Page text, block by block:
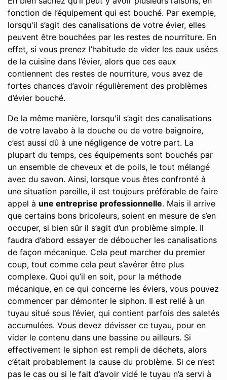
fonction de l’équipement qui est bouché. Par exemple,
lorsqu'il s’agit des canalisations de votre évier, elles
peuvent être bouchées par les restes de nourriture. En
effet, si vous prenez l’habitude de vider les eaux usées
de la cuisine dans l’évier, alors que ces eaux
contiennent des restes de nourriture, vous avez de
fortes chances d’avoir régulièrement des problèmes
d’évier bouché.
De la même manière, lorsqu'il s’agit des canalisations
de votre lavabo à la douche ou de votre baignoire,
c’est aussi dû à une négligence de votre part. La
plupart du temps, ces équipements sont bouchés par
un ensemble de cheveux et de poils, le tout mélangé
avec du savon. Ainsi, lorsque vous êtes confronté à
une situation pareille, il est toujours préférable de faire
appel à une entreprise professionnelle. Mais il arrive
que certains bons bricoleurs, soient en mesure de s’en
occuper, si bien sûr il s’agit d’un problème simple. Il
faudra d’abord essayer de déboucher les canalisations
de façon mécanique. Cela peut marcher du premier
coup, tout comme cela peut s’avérer être plus
complexe. Quoi qu’il en soit, pour la méthode
mécanique, en ce qui concerne les éviers, vous pouvez
commencer par démonter le siphon. Il est relié à un
tuyau situé sous l’évier, qui contient parfois des saletés
accumulées. Vous devez dévisser ce tuyau, pour en
vider le contenu dans une bassine ou ailleurs. Si
effectivement le siphon est rempli de déchets, alors
c’était probablement la cause du problème. Si ce n’est
pas le cas ou si le fait d’avoir vidé le tuyau n’a servi à